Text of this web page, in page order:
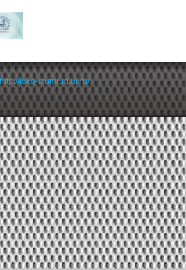
http://loko-izumrud.ur.ru/